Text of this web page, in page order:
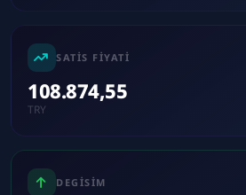
SATIS FIYATI
108.874,55
TRY
DEGISIM